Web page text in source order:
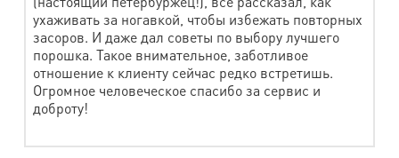
Комплексная химчистка изделий из кожи и
замши
Наименование работ
Стоимость
Рукавицы (овчина, плотная замша)
Головные уборы, капюшон (кожа, комбинир.)
740 руб.
ухаживать за ногавкой, чтобы избежать повторных
засоров. И даже дал советы по выбору лучшего
порошка. Такое внимательное, заботливое
отношение к клиенту сейчас редко встретишь.
Огромное человеческое спасибо за сервис и
доброту!